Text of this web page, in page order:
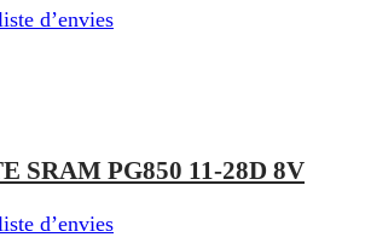
d’envies
SRAM PG850 11-28D 8V
d’envies